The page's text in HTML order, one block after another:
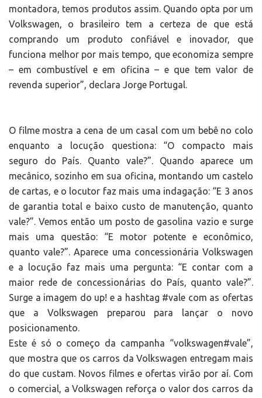
montadora, temos produtos assim. Quando opta por um
Volkswagen, o brasileiro tem a certeza de que está
comprando um produto confiável e inovador, que
funciona melhor por mais tempo, que economiza sempre
– em combustível e em oficina – e que tem valor de
revenda superior”, declara Jorge Portugal.
O filme mostra a cena de um casal com um bebê no colo
enquanto a locução questiona: “O compacto mais
seguro do País. Quanto vale?”. Quando aparece um
mecânico, sozinho em sua oficina, montando um castelo
de cartas, e o locutor faz mais uma indagação: “E 3 anos
de garantia total e baixo custo de manutenção, quanto
vale?”. Vemos então um posto de gasolina vazio e surge
mais uma questão: “E motor potente e econômico,
quanto vale?”. Aparece uma concessionária Volkswagen
e a locução faz mais uma pergunta: “E contar com a
maior rede de concessionárias do País, quanto vale?”.
Surge a imagem do up! e a hashtag #vale com as ofertas
que a Volkswagen preparou para lançar o novo
posicionamento.
Este é só o começo da campanha “volkswagen#vale”,
que mostra que os carros da Volkswagen entregam mais
do que custam. Novos filmes e ofertas virão por aí. Com
o comercial, a Volkswagen reforça o valor dos carros da